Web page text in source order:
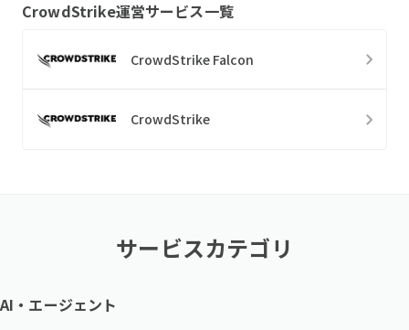
CrowdStrike運営サービス一覧
CrowdStrike Falcon
CrowdStrike
サービスカテゴリ
AI・エージェント